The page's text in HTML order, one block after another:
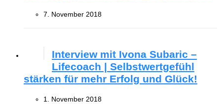
7. November 2018
Interview mit Ivona Subaric –
Lifecoach | Selbstwertgefühl
stärken für mehr Erfolg und Glück!
1. November 2018